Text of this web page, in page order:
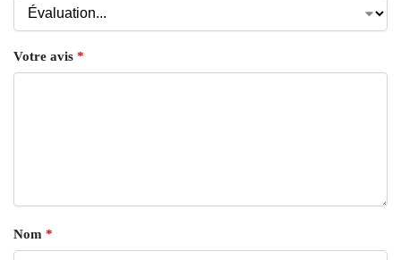
Votre avis *
Nom *